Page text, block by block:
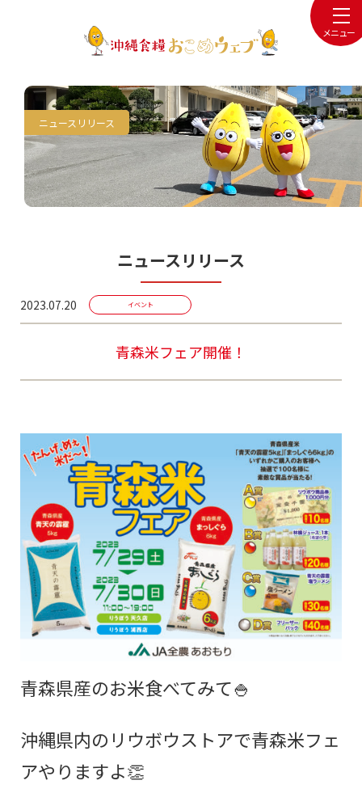
メニュー
ニュースリリース
ニュースリリース
2023.07.20 イベント
青森米フェア開催！
青森県産のお米食べてみて🍚
沖縄県内の リウボウストアで青森米フェ
アやりますよ👏